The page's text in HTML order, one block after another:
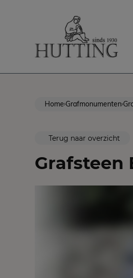
Home Grafmonumenten
Terug naar overzicht
Grafsteen